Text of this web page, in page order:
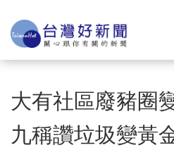
大有社區廢豬
九稱讚垃圾變黃